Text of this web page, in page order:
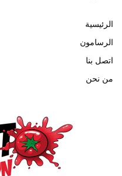
الرئيسية
الرسامون
اتصل بنا
من نحن